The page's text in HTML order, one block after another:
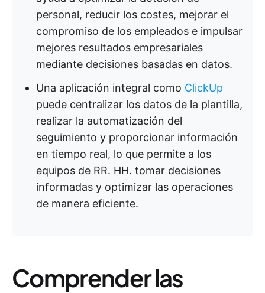
personal, reducir los costes, mejorar el
compromiso de los empleados e impulsar
mejores resultados empresariales
mediante decisiones basadas en datos.
Una aplicación integral como ClickUp
puede centralizar los datos de la plantilla,
realizar la automatización del
seguimiento y proporcionar información
en tiempo real, lo que permite a los
equipos de RR. HH. tomar decisiones
informadas y optimizar las operaciones
de manera eficiente.
Comprender las